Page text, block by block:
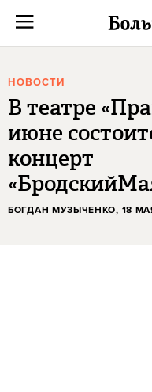
НОВОСТИ
В театре
июне
концерт
БОГДАН МУЗЫЧЕНКО, 18